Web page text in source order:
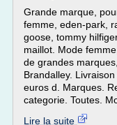
Grande marque,
femme, eden-park,
goose, tommy
maillot. Mode
de grandes
Brandalley.
euros d. Marques.
categorie. Toutes.
Lire la suite